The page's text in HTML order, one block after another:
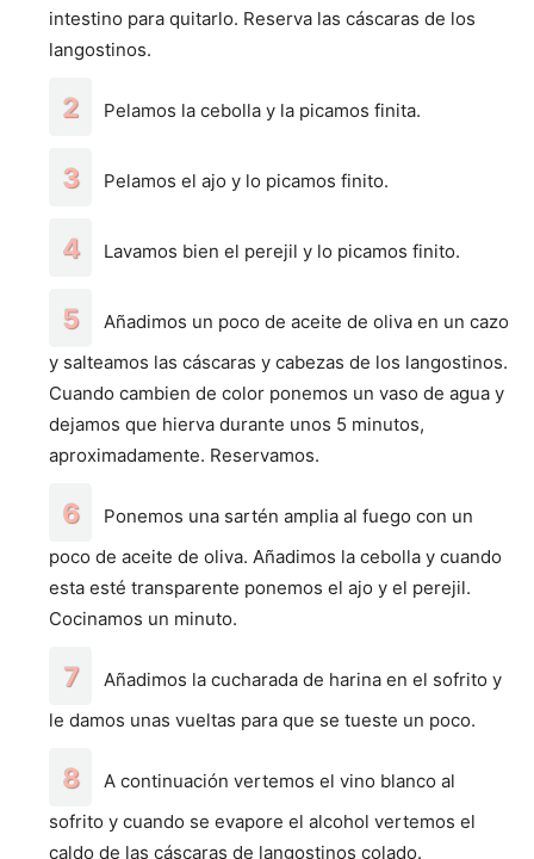
intestino para quitarlo. Reserva las cáscaras de los
langostinos.
Pelamos la cebolla y la picamos finita.
Pelamos el ajo y lo picamos finito.
Lavamos bien el perejil y lo picamos finito.
Añadimos un poco de aceite de oliva en un cazo
y salteamos las cáscaras y cabezas de los langostinos.
Cuando cambien de color ponemos un vaso de agua y
dejamos que hierva durante unos 5 minutos,
aproximadamente. Reservamos.
Ponemos una sartén amplia al fuego con un
poco de aceite de oliva. Añadimos la cebolla y cuando
esta esté transparente ponemos el ajo y el perejil.
Cocinamos un minuto.
Añadimos la cucharada de harina en el sofrito y
le damos unas vueltas para que se tueste un poco.
A continuación vertemos el vino blanco al
sofrito y cuando se evapore el alcohol vertemos el
caldo de las cáscaras de langostinos colado.